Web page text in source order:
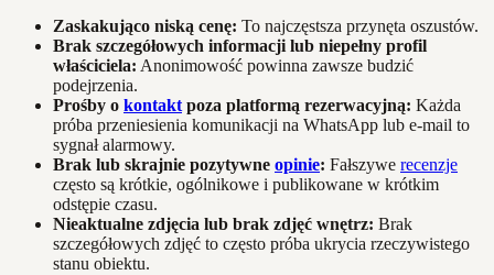
Zaskakująco niską cenę: To najczęstsza przynęta oszustów.
Brak szczegółowych informacji lub niepełny profil
właściciela: Anonimowość powinna zawsze budzić
podejrzenia.
Prośby o kontakt poza platformą rezerwacyjną: Każda
próba przeniesienia komunikacji na WhatsApp lub e-mail to
sygnał alarmowy.
Brak lub skrajnie pozytywne opinie: Fałszywe recenzje
często są krótkie, ogólnikowe i publikowane w krótkim
odstępie czasu.
Nieaktualne zdjęcia lub brak zdjęć wnętrz: Brak
szczegółowych zdjęć to często próba ukrycia rzeczywistego
stanu obiektu.